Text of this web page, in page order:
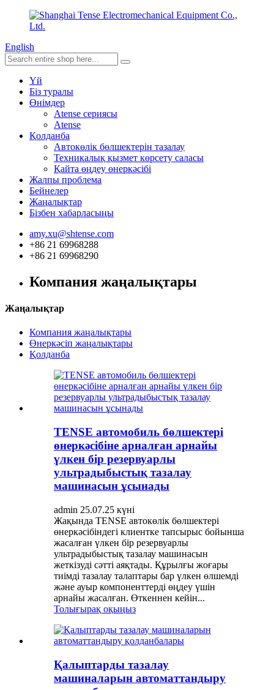
English
Үй
Біз туралы
Өнімдер
Atense сериясы
Atense
Қолданба
Автокөлік бөлшектерін тазалау
Техникалық қызмет көрсету саласы
Қайта өңдеу өнеркәсібі
Жалпы проблема
Бейнелер
Жаңалықтар
Бізбен хабарласыңы
amy.xu@shtense.com
+86 21 69968288
+86 21 69968290
Компания жаңалықтары
Жаңалықтар
Компания жаңалықтары
Өнеркәсіп жаңалықтары
Қолданба
TENSE автомобиль бөлшектері
өнеркәсібіне арналған арнайы
үлкен бір резервуарлы
ультрадыбыстық тазалау
машинасын ұсынады
admin 25.07.25 күні
Жақында TENSE автокөлік бөлшектері
өнеркәсібіндегі клиентке тапсырыс бойынша
жасалған үлкен бір резервуарлы
ультрадыбыстық тазалау машинасын
жеткізуді сәтті аяқтады. Құрылғы жоғары
тиімді тазалау талаптары бар үлкен өлшемді
және ауыр компоненттерді өңдеу үшін
арнайы жасалған. Өткеннен кейін...
Толығырақ оқыңыз
Қалыптарды тазалау
машиналарын автоматтандыру